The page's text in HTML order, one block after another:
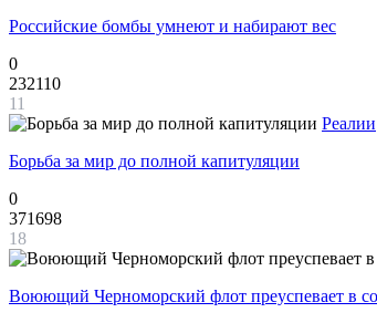
Российские бомбы умнеют и набирают вес
0
232110
11
Реалии
Борьба за мир до полной капитуляции
0
371698
18
Воюющий Черноморский флот преуспевает в